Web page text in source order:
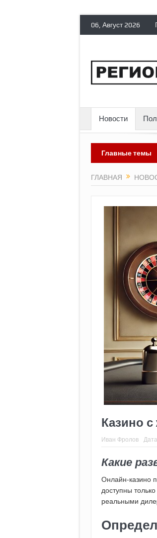
06, Август 2026
Новости
Главные темы
лишает политических эмигрантов
ГЛАВНАЯ
Казино
Иван Фролов
Какие
Онлайн-казино
доступны
реальными